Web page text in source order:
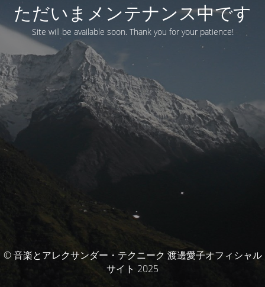
ただいまメンテナンス中です
Site will be available soon. Thank you for your patience!
© 音楽とアレクサンダー・テクニーク 渡邊愛子オフィシャル
サイト 2025